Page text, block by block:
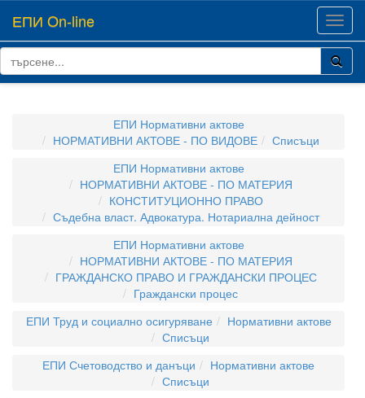
ЕПИ On-line
ЕПИ Нормативни актове
НОРМАТИВНИ АКТОВЕ - ПО ВИДОВЕ
Списъци
ЕПИ Нормативни актове
НОРМАТИВНИ АКТОВЕ - ПО МАТЕРИЯ
КОНСТИТУЦИОННО ПРАВО
Съдебна власт. Адвокатура. Нотариална дейност
ЕПИ Нормативни актове
НОРМАТИВНИ АКТОВЕ - ПО МАТЕРИЯ
ГРАЖДАНСКО ПРАВО И ГРАЖДАНСКИ ПРОЦЕС
Граждански процес
ЕПИ Труд и социално осигуряване
Нормативни актове
Списъци
ЕПИ Счетоводство и данъци
Нормативни актове
Списъци